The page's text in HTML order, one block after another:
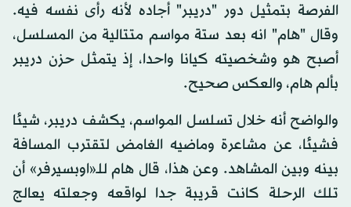
الفرصة بتمثيل دور "دريبر" أجاده لأنه رأى نفسه فيه.
وقال "هام" انه بعد ستة مواسم متتالية من المسلسل،
أصبح هو وشخصيته كيانا واحدا، إذ يتمثل حزن دريبر
بألم هام، والعكس صحيح.
والواضح أنه خلال تسلسل المواسم، يكشف دريبر، شيئا
فشيئا، عن مشاعرة وماضيه الغامض لتقترب المسافة
بينه وبين المشاهد. وعن هذا، قال هام للـ«اوبسيرفر» أن
تلك الرحلة كانت قريبة جدا لواقعه وجعلته يعالج